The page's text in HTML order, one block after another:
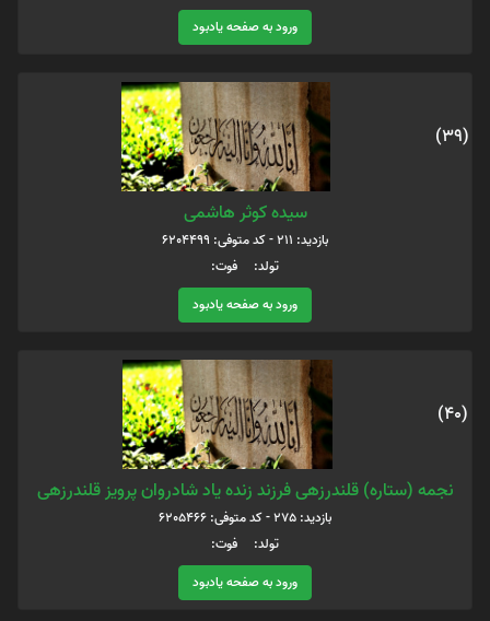
ورود به صفحه یادبود
(39)
سیده کوثر هاشمی
بازدید: 211 - کد متوفی: 6204499
تولد: فوت:
ورود به صفحه یادبود
(40)
نجمه (ستاره) قلندرزهی فرزند زنده یاد شادروان پرویز قلندرزهی
بازدید: 275 - کد متوفی: 6205466
تولد: فوت:
ورود به صفحه یادبود